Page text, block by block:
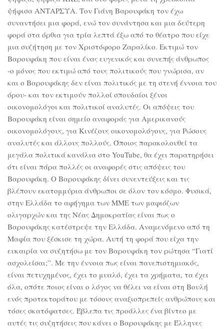
ψήφισα ΑΝΤΑΡΣΥΑ. Τον Γιάνη Βαρουφάκη τον έχω
συναντήσει μια φορά, ενώ τον συνάντησα και μια δεύτερη
φορά στα όρθια για τρία λεπτά έξω από το θέατρο που είχε
μια συζήτηση με τον Χριστόφορο Ζαραλίκο. Εκτιμώ τον
Βαρουφάκη που είναι ένας ευγενικός και συνεπής άνθρωπος
-ο μόνος που εκτιμώ από τους πολιτικούς που γνώρισα, αν
και ο Βαρουφάκης δεν είναι πολιτικός με τη στενή έννοια του
όρου- και τον εκτιμούν πολλοί σπουδαίοι ξένοι
οικονομολόγοι και πολιτικοί αναλυτές. Οι απόψεις του
Βαρουφάκη είναι σημείο αναφοράς για Αμερικανούς
οικονομολόγους, για Κινέζους οικονομολόγους, για Ρώσους
αναλυτές και άλλους πολλούς. Όποιος παρακολουθεί τα
μεγάλα πολιτικά κανάλια στο YouTube, θα έχει παρατηρήσει
ότι είναι πάρα πολλές οι αναφορές στις απόψεις του
Βαρουφάκη. Ο Βαρουφάκης δίνει συνεντεύξεις και τις
βλέπουν εκατομμύρια άνθρωποι σε όλον τον κόσμο. Φυσικά,
στην Ελλάδα το αφήγημα των ΜΜΕ των μαφιόζων
ολιγαρχών και της Νέας Δημοκρατίας είναι πως ο
Βαρουφάκης κατέστρεψε την Ελλάδα. Αναμενόμενο από τη
Μαφία που ξέσκισε τη χώρα. Αυτή τη φορά που είχα την
ευκαιρία να συζητήσω με τον Βαρουφάκη τον ρώτησα “Γιατί
ασχολείσαι;”. Με την έννοια πως είναι πανεπιστημιακός,
είναι πετυχημένος, έχει το μυαλό, έχει τα χρήματα, τα έχει
όλα, οπότε ποιος είναι ο λόγος να θέλει να είναι στη Βουλή
ενός προτεκτοράτου με τόσους αναξιοπρεπείς ανθρώπους και
τόσες σκατόφατσες. Έβλεπα τις προάλλες ένα βίντεο με
αυτές τις συζητήσεις που κάνει ο Βαρουφάκης με Έλληνες